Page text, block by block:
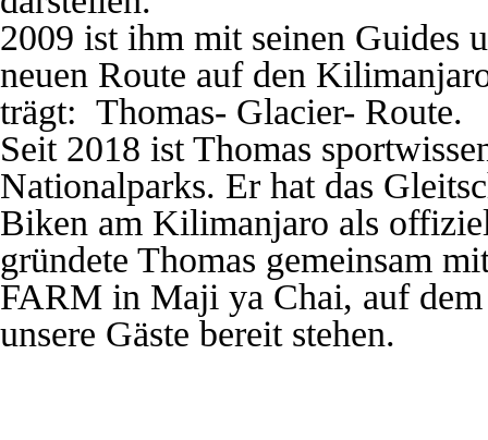
2009 ist ihm mit seinen Guides
neuen Route auf den
trägt: Thomas- Glacier- Route.
Seit 2018 ist Thomas
Nationalparks. Er hat das
Biken am Kilimanjaro als
gründete Thomas gemeinsam
FARM in Maji ya Chai, auf
unsere Gäste bereit stehen.